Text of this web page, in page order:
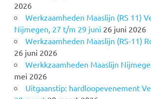
2026
Werkzaamheden Maaslijn (RS 11)
Nijmegen, 27 t/m 29 juni 26 juni 2026
Werkzaamheden Maaslijn (RS-11)
26 juni 2026
Werkkzaamheden Maaslijn
mei 2026
Uitgaanstip: hardloopevenement